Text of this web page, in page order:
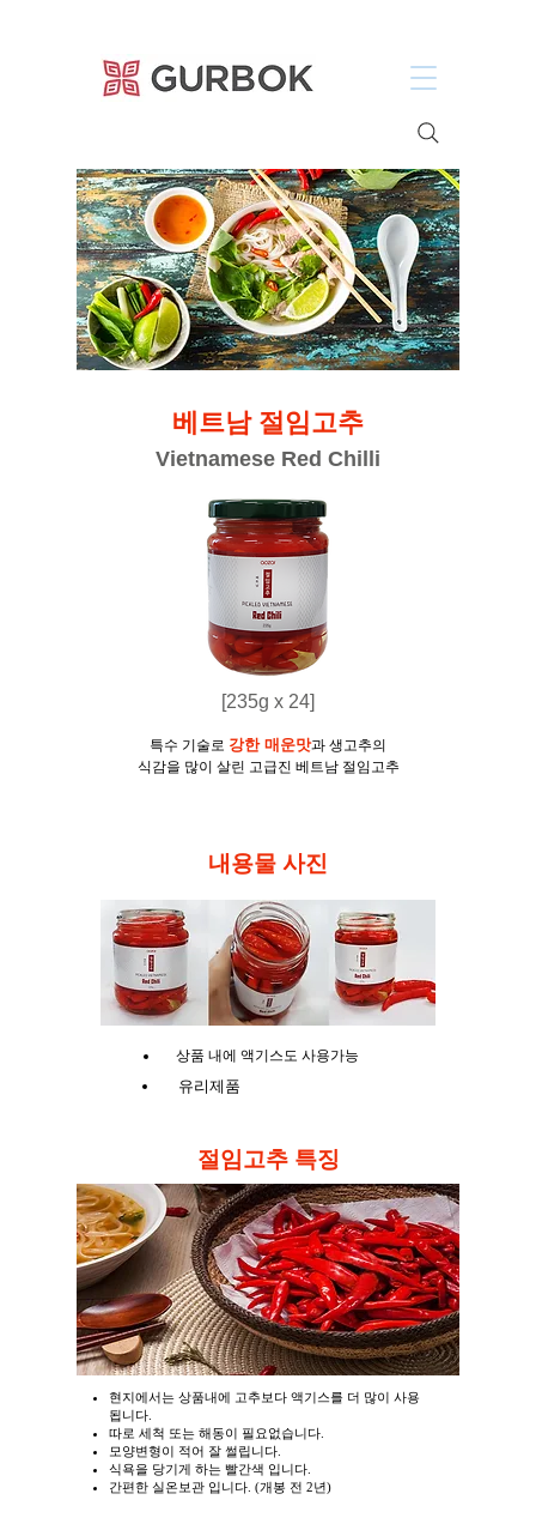
거복푸드
베트남 절임고추
Vietnamese Red Chilli
[235g x 24]
​특수 기술로 강한 매운맛과 생고추의
​식감을 많이 살린 고급진 베트남 절임고추
​내용물 사진
상품 내에 액기스도 사용가능
유리제품
절임고추 특징
현지에서는 상품내에 고추보다 액기스를 더 많이 사용
됩니다.
따로 세척 또는 해동이 필요없습니다.
모양변형이 적어 잘 썰립니다.
식욕을 당기게 하는 빨간색 입니다.
​간편한 실온보관 입니다. (개봉 전 2년)